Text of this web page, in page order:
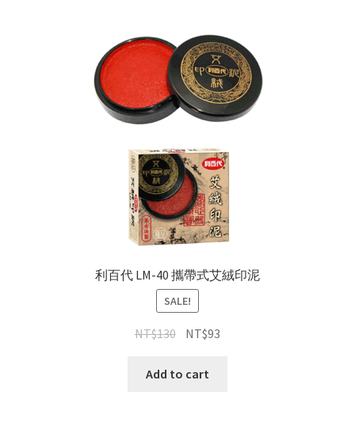
利百代 LM-40 攜帶式艾絨印泥
SALE!
NT$130 NT$93
Add to cart